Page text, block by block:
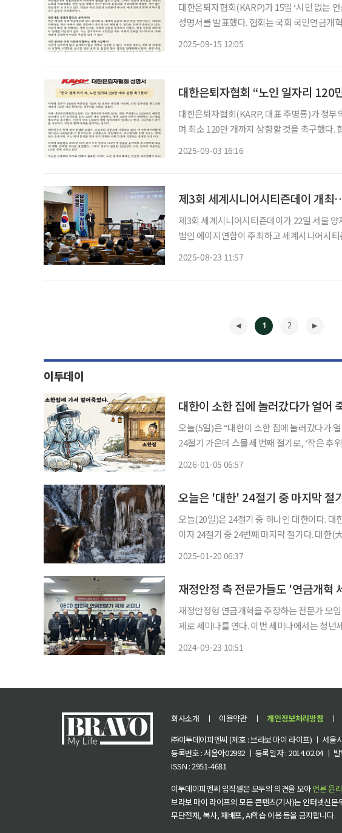
대한은퇴자협회(KARP)가 15일 ‘시민 없는
성명서를 발표했다. 협회는 국회 국민연금개
2025-09-15 12:05
대한은퇴자협회 “노인 일자리 120
대한은퇴자협회(KARP, 대표 주명룡)가 정부
며 최소 120만 개까지 상향할 것을 촉구했다.
2025-09-03 16:16
제3회 세계시니어시티즌데이 개
제3회 세계시니어시티즌데이가 22일 서울
법인 에이지연합이 주최하고 세계시니어시
2025-08-23 11:57
1 2
이투데이
대한이 소한 집에 놀러갔다가 얼어
오늘(5일)은 “대한이 소한 집에 놀러갔다가 얼
24절기 가운데 스물세 번째 절기로, ‘작은 추
2026-01-05 06:57
오늘은 '대한' 24절기 중 마지막
오늘(20일)은 24절기 중 하나인 대한이다. 대한은 음력 12월 섣달에 드는 겨울의 마지막 절기
이자 24절기 중 24번째 마지막 절기다. 대한(大寒) 큰 대에 찰 한을 쓰며 말 그대로 '큰 추위'라
2025-01-20 06:37
재정안정 측 전문가들도 '연금개혁
재정안정형 연금개혁을 주장하는 전문가 모
제로 세미나를 연다. 이번 세미나에서는 청년세대가 직
2024-09-23 10:51
회사소개 ㅣ 이용약관 ㅣ 개인정보처리방침 ㅣ
㈜이투데이피엔씨 (제호 : 브라보 마이 라이프) ㅣ 서
등록번호 : 서울아02992 ㅣ 등록일자 : 2014.02.04 ㅣ
ISSN : 2951-4681
이투데이피엔씨 임직원은 모두의 의견을 모아언론 윤
브라보 마이 라이프의 모든 콘텐츠(기사)는 인터넷신
무단전재, 복사, 재배포, AI학습 이용 등을 금지합니다.